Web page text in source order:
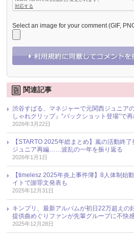
Select an image for your comment (GIF,
関連記事
渋谷すばる、マネジャーで元関西ジュニア
しゃれクリップ』“バックショット登場”で
2026年3月22日
【STARTO 2025年総まとめ】嵐の活動終了
ジュニア再編……波乱の一年を振り返る
2026年1月1日
【timelesz 2025年炎上事件簿】8人体制
イトで謝罪文発表も
2025年12月31日
キンプリ、最新アルバムが初日22万超え
提供曲めぐりファンが先輩グループに不快
2025年12月28日